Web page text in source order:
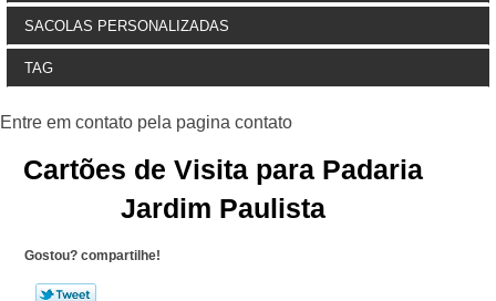
SACOLAS PERSONALIZADAS
TAG
Cartões de Visita para Padaria
Jardim Paulista
Gostou? compartilhe!